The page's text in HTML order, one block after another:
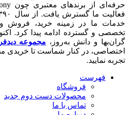
خدمات ما در زمینه خرید، فروش
تخصصی و گسترده ادامه پیدا کرد.
گران‌بها و دانش به‌روز، مجموعه
اختصاصی، در کنار شماست تا خریدی
تجربه نمایید.
فهرست
فروشگاه
محصولات دست دوم جدید
تماس با ما